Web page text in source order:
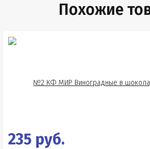
Похожие
235 руб.